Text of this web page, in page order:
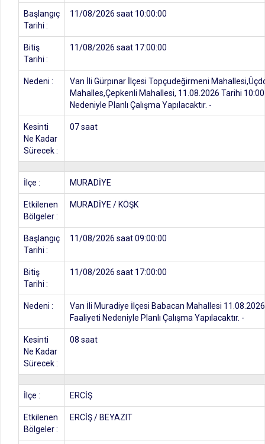
Başlangıç
Tarihi :
11/08/2026 saat 10:00:00
Bitiş
Tarihi :
11/08/2026 saat 17:00:00
Nedeni :
Van İli Gürpınar İlçesi Topçudeğirmeni
Mahalles,Çepkenli Mahallesi, 11.08.2026 Tarihi
Nedeniyle Planlı Çalışma Yapılacaktır. -
Kesinti
Ne Kadar
Sürecek :
07 saat
İlçe : MURADİYE
Etkilenen
Bölgeler :
MURADİYE / KÖŞK
Başlangıç
Tarihi :
11/08/2026 saat 09:00:00
Bitiş
Tarihi :
11/08/2026 saat 17:00:00
Nedeni :
Van İli Muradiye İlçesi Babacan Mahallesi
Faaliyeti Nedeniyle Planlı Çalışma Yapılacaktır. -
Kesinti
Ne Kadar
Sürecek :
08 saat
İlçe : ERCİŞ
Etkilenen
Bölgeler :
ERCİŞ / BEYAZIT